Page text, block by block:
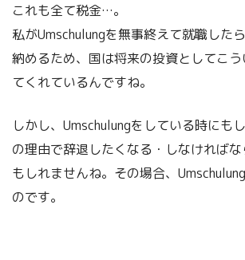
これも全て税金…。
私がUmschulungを無事終えて就職した
納めるため、国は将来の投資としてこ
てくれているんですね。
しかし、Umschulungをしている時にも
の理由で辞退したくなる・しなければ
もしれませんね。その場合、
のです。